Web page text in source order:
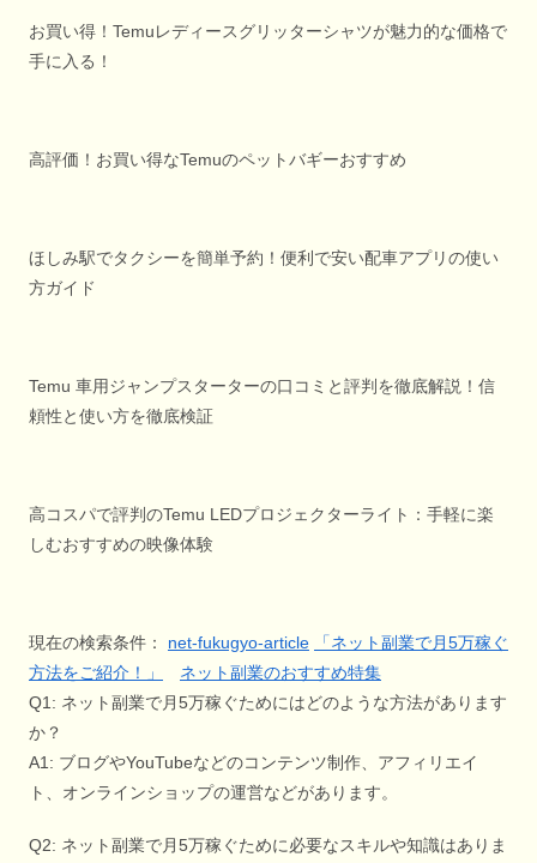
お買い得！Temuレディースグリッターシャツが魅力的な価格で
手に入る！
高評価！お買い得なTemuのペットバギーおすすめ
ほしみ駅でタクシーを簡単予約！便利で安い配車アプリの使い
方ガイド
Temu 車用ジャンプスターターの口コミと評判を徹底解説！信
頼性と使い方を徹底検証
高コスパで評判のTemu LEDプロジェクターライト：手軽に楽
しむおすすめの映像体験
現在の検索条件： net-fukugyo-article
「ネット副業で月5万稼ぐ
方法をご紹介！」
ネット副業のおすすめ特集
Q1: ネット副業で月5万稼ぐためにはどのような方法があります
か？
A1: ブログやYouTubeなどのコンテンツ制作、アフィリエイ
ト、オンラインショップの運営などがあります。
Q2: ネット副業で月5万稼ぐために必要なスキルや知識はありま